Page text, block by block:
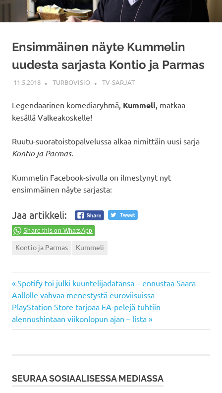
Ensimmäinen näyte Kummelin
uudesta sarjasta Kontio ja Parmas
11.5.2018 TURBOVISIO TV-SARJAT
Legendaarinen komediaryhmä, Kummeli , matkaa
kesällä Valkeakoskelle!
Ruutu-suoratoistopalvelussa alkaa nimittäin uusi sarja
Kontio ja Parmas.
Kummelin Facebook-sivulla on ilmestynyt nyt
ensimmäinen näyte sarjasta:
Jaa artikkeli:
Share this on WhatsApp
Kontio ja Parmas Kummeli
Artikkelien
selaus
Previous
Post:
Spotify toi julki kuuntelijadatansa – ennustaa Saara
Aallolle vahvaa menestystä euroviisuissa
Next
Post:
PlayStation Store tarjoaa EA-pelejä tuhtiin
alennushintaan viikonlopun ajan – lista
SEURAA SOSIAALISESSA MEDIASSA